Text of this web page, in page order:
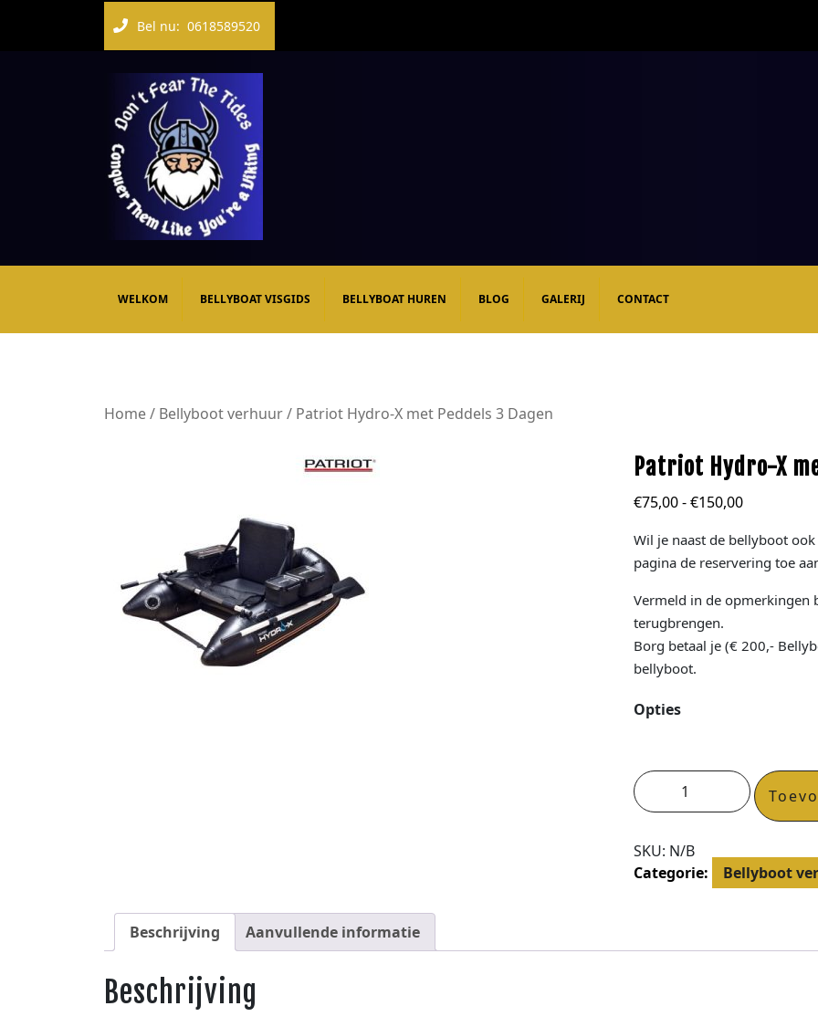
Bel nu: 0618589520
WELKOM BELLYBOAT VISGIDS BELLYBOAT HUREN BLOG GALERIJ CONTACT
Home/ Bellyboot verhuur/ Patriot Hydro-X met Peddels 3 Dagen
Patriot Hydro-X
€75,00-€150,00
Wil je naast de bellyboot
pagina de reservering toe
Vermeld in de opmerkingen
terugbrengen.
Borg betaal je (€ 200,-
bellyboot.
Opties
SKU: N/B
Categorie:
Bellyboot
Beschrijving Aanvullende informatie
Beschrijving